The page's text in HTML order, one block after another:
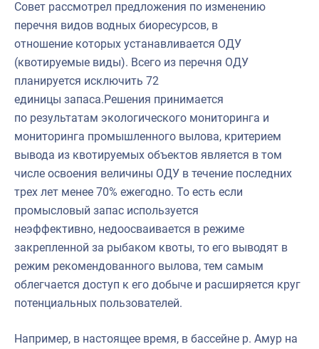
Совет рассмотрел предложения по изменению
перечня видов водных биоресурсов, в
отношение которых устанавливается ОДУ
(квотируемые виды). Всего из перечня ОДУ
планируется исключить 72
единицы запаса.Решения принимается
по результатам экологического мониторинга и
мониторинга промышленного вылова, критерием
вывода из квотируемых объектов является в том
числе освоения величины ОДУ в течение последних
трех лет менее 70% ежегодно. То есть если
промысловый запас используется
неэффективно, недоосваивается в режиме
закрепленной за рыбаком квоты, то его выводят в
режим рекомендованного вылова, тем самым
облегчается доступ к его добыче и расширяется круг
потенциальных пользователей.
Например, в настоящее время, в бассейне р. Амур на